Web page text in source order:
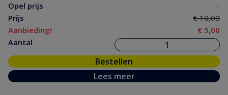
Opel prijs
-
Prijs
€ 10,00
Aanbieding!
€ 5,00
Aantal
Bestellen
Lees meer